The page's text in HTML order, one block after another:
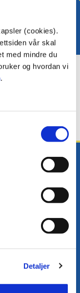
(cookies).
vår skal
med mindre du
og hvordan vi
.
Detaljer
Twitter